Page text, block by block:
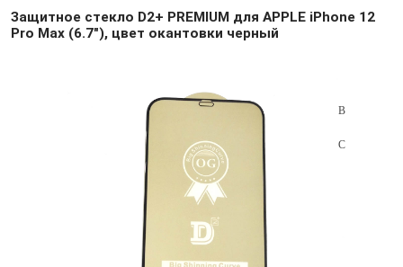
Защитное стекло D2+ PREMIUM для APPLE iPhone 12
Pro Max (6.7"), цвет окантовки черный